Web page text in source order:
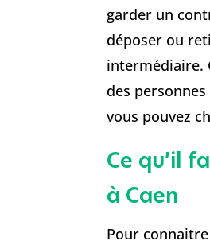
garder un
déposer ou
intermédiaire.
des
vous pouvez
Ce qu’il
à Caen
Pour